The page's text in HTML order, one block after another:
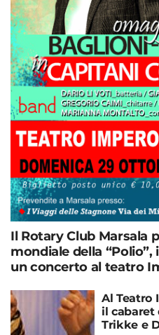
Il Rotary Club Marsala
mondiale della
un concerto al teatro
Al Teatro
il cabaret
Trikke e